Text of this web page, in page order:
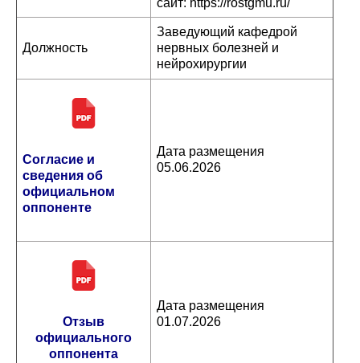
сайт: https://rostgmu.ru/
Должность
Заведующий кафедрой
нервных болезней и
нейрохирургии
Согласие и
сведения об
официальном
оппоненте
Дата размещения
05.06.2026
Отзыв
официального
оппонента
Дата размещения
01.07.2026